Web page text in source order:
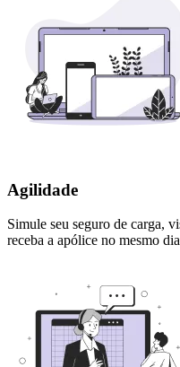
Agilidade
Simule seu seguro de carga,
receba a apólice no mesmo